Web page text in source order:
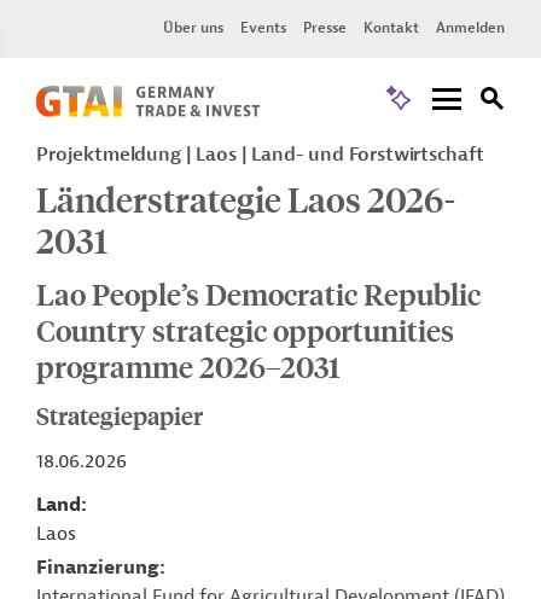
Über uns Events Presse Kontakt Anmelden
Projektmeldung Laos Land- und Forstwirtschaft
Länderstrategie Laos 2026-
2031
Lao People’s Democratic Republic
Country strategic opportunities
programme 2026–2031
Strategiepapier
18.06.2026
Land
Laos
Finanzierung